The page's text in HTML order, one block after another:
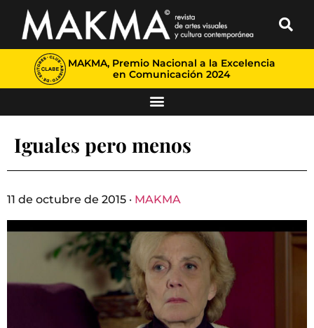
MAKMA, Premio Nacional a la Excelencia
en Comunicación 2024
Iguales pero menos
11 de octubre de 2015 · MAKMA